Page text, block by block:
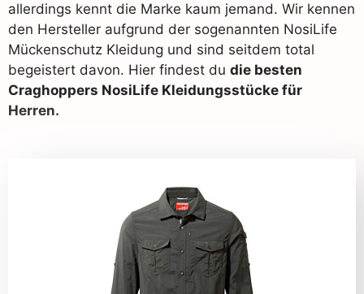
allerdings kennt die Marke kaum jemand. Wir kennen
den Hersteller aufgrund der sogenannten NosiLife
Mückenschutz Kleidung und sind seitdem total
begeistert davon. Hier findest du die besten
Craghoppers NosiLife Kleidungsstücke für
Herren.